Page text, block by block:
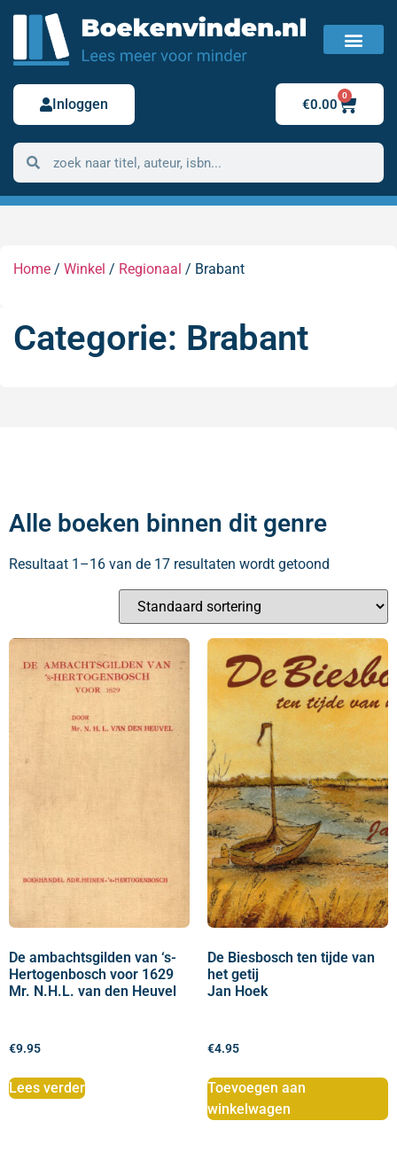
Inloggen €0.00
0
Home / Winkel / Regionaal / Brabant
Categorie: Brabant
Alle boeken binnen dit genre
Resultaat 1–16 van de 17 resultaten wordt getoond
De ambachtsgilden van ‘s-
Hertogenbosch voor 1629
Mr. N.H.L. van den Heuvel
€9.95
Lees verder
De Biesbosch ten tijde van
het getij
Jan Hoek
€4.95
Toevoegen aan
winkelwagen